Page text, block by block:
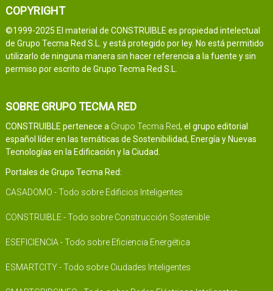
COPYRIGHT
©1999-2025 El material de CONSTRUIBLE es propiedad intelectual
de Grupo Tecma Red S.L. y está protegido por ley. No está permitido
utilizarlo de ninguna manera sin hacer referencia a la fuente y sin
permiso por escrito de Grupo Tecma Red S.L.
SOBRE GRUPO TECMA RED
CONSTRUIBLE pertenece a Grupo Tecma Red, el grupo editorial
español líder en las temáticas de Sostenibilidad, Energía y Nuevas
Tecnologías en la Edificación y la Ciudad.
Portales de Grupo Tecma Red:
CASADOMO - Todo sobre Edificios Inteligentes
CONSTRUIBLE - Todo sobre Construcción Sostenible
ESEFICIENCIA - Todo sobre Eficiencia Energética
ESMARTCITY - Todo sobre Ciudades Inteligentes